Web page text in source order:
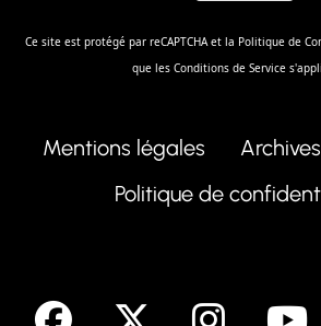
Ce site est protégé par reCAPTCHA et la Politique de
que les Conditions de Service
Mentions légales Archives
Politique de
facebook